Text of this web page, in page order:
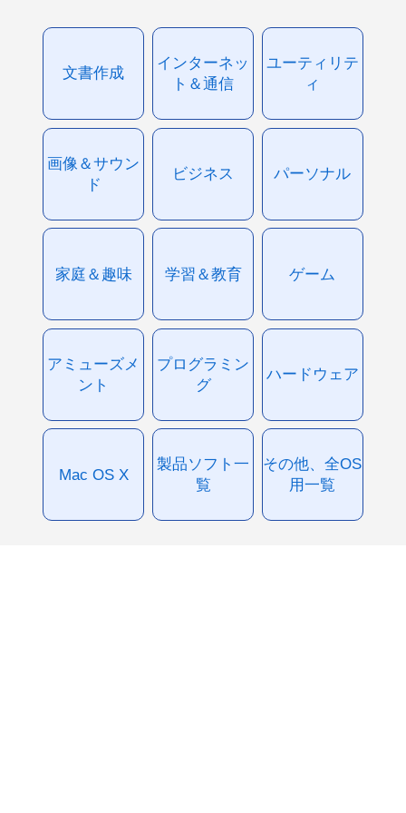
文書作成
インターネッ
ト＆通信
ユーティリテ
ィ
画像＆サウン
ド
ビジネス パーソナル
家庭＆趣味 学習＆教育 ゲーム
アミューズメ
ント
プログラミン
グ
ハードウェア
Mac OS X
製品ソフト一
覧
その他、全OS
用一覧